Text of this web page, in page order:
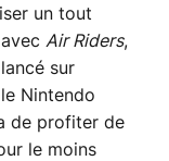
un tout
Air Riders,
sur
Nintendo
de profiter de
le moins